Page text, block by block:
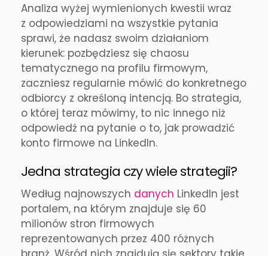
Analiza wyżej wymienionych kwestii wraz
z odpowiedziami na wszystkie pytania
sprawi, że nadasz swoim działaniom
kierunek: pozbędziesz się chaosu
tematycznego na profilu firmowym,
zaczniesz regularnie mówić do konkretnego
odbiorcy z określoną intencją. Bo strategia,
o której teraz mówimy, to nic innego niż
odpowiedź na pytanie o to, jak prowadzić
konto firmowe na LinkedIn.
Jedna strategia czy wiele strategii?
Według najnowszych danych LinkedIn jest
portalem, na którym znajduje się 60
milionów stron firmowych
reprezentowanych przez 400 różnych